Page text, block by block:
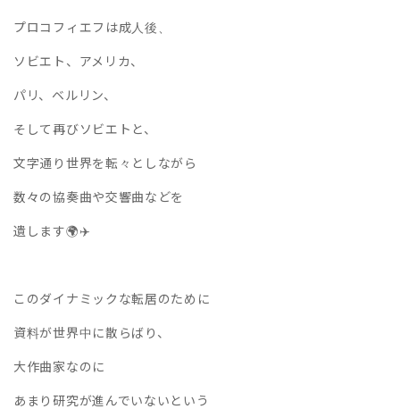
プロコフィエフは成人後、
ソビエト、アメリカ、
パリ、ベルリン、
そして再びソビエトと、
文字通り世界を転々としながら
数々の協奏曲や交響曲などを
遺します🌍✈️
このダイナミックな転居のために
資料が世界中に散らばり、
大作曲家なのに
あまり研究が進んでいないという